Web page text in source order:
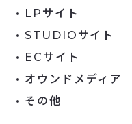
LPサイト
STUDIOサイト
ECサイト
オウンドメディア
その他